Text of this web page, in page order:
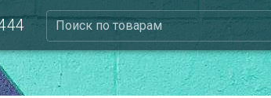
Поиск по товарам